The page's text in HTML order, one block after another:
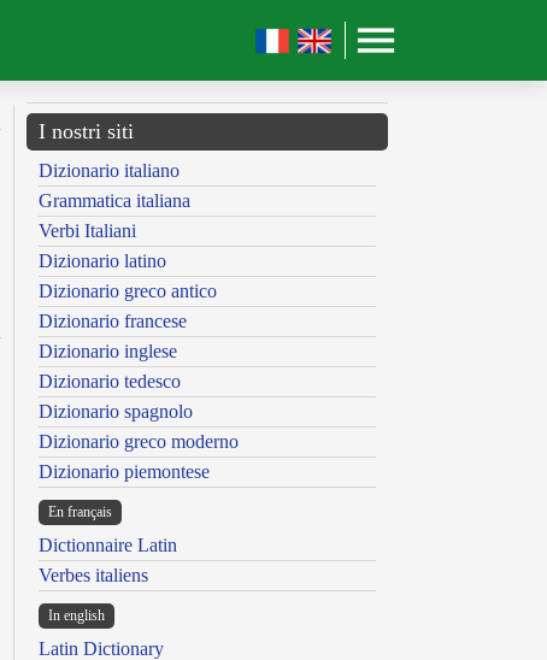
I nostri siti
Dizionario italiano
Grammatica italiana
Verbi Italiani
Dizionario latino
Dizionario greco antico
Dizionario francese
Dizionario inglese
Dizionario tedesco
Dizionario spagnolo
Dizionario greco moderno
Dizionario piemontese
En français
Dictionnaire Latin
Verbes italiens
In english
Latin Dictionary